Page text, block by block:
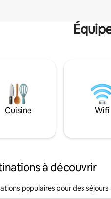
Cuisine Wifi
à découvrir
populaires pour des séjours